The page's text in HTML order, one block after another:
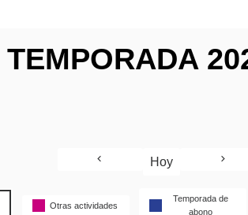
TEMPORADA
Hoy
Otras actividades
Temporada de
abono